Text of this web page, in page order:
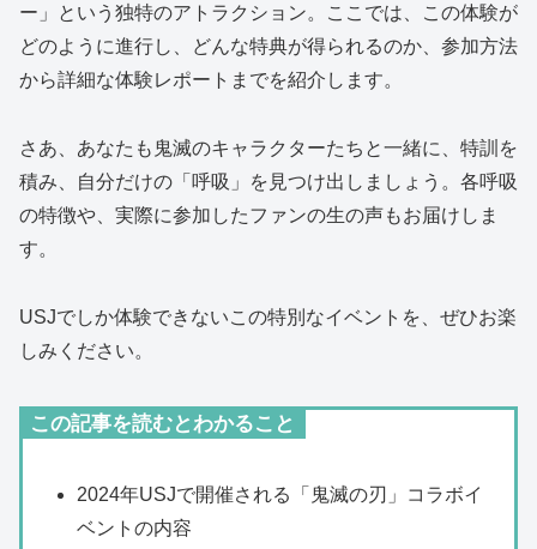
ー」という独特のアトラクション。ここでは、この体験が
どのように進行し、どんな特典が得られるのか、参加方法
から詳細な体験レポートまでを紹介します。
さあ、あなたも鬼滅のキャラクターたちと一緒に、特訓を
積み、自分だけの「呼吸」を見つけ出しましょう。各呼吸
の特徴や、実際に参加したファンの生の声もお届けしま
す。
USJでしか体験できないこの特別なイベントを、ぜひお楽
しみください。
この記事を読むとわかること
2024年USJで開催される「鬼滅の刃」コラボイ
ベントの内容